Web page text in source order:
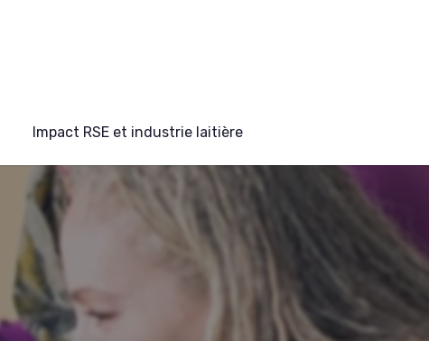
Impact RSE et industrie laitière